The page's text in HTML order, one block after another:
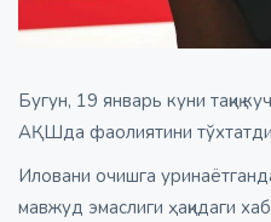
Бугун, 19 январь куни тақиқ
АҚШда фаолиятини
Иловани очишга
мавжуд эмаслиги ҳақидаги